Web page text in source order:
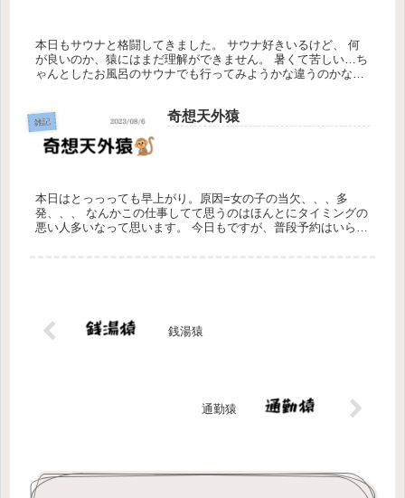
本日もサウナと格闘してきました。 サウナ好きいるけど、 何
が良いのか、猿にはまだ理解ができません。 暑くて苦しい…ち
ゃんとしたお風呂のサウナでも行ってみようかな違うのかな？
雑記 奇想天外猿
本日はとっっっても早上がり。原因=女の子の当欠、、、多
発、、、 なんかこの仕事してて思うのはほんとにタイミングの
悪い人多いなって思います。 今日もですが、普段予約はいらな
銭湯猿
通勤猿